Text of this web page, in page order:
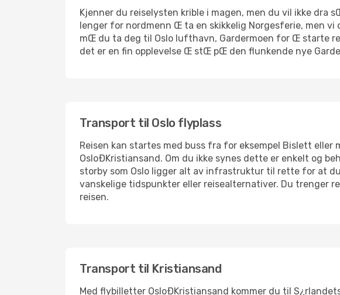
Kjenner du reiselysten krible i magen, men du vil ikke dra
lenger for nordmenn Œ ta en skikkelig Norgesferie, men vi
mŒ du ta deg til Oslo lufthavn, Gardermoen for Œ starte
det er en fin opplevelse Œ stŒ pŒ den flunkende nye
Transport til Oslo flyplass
Reisen kan startes med buss fra for eksempel Bislett
OsloÐKristiansand. Om du ikke synes dette er enkelt og
storby som Oslo ligger alt av infrastruktur til rette for at
vanskelige tidspunkter eller reisealternativer. Du trenger
reisen.
Transport til Kristiansand
Med flybilletter OsloÐKristiansand kommer du til